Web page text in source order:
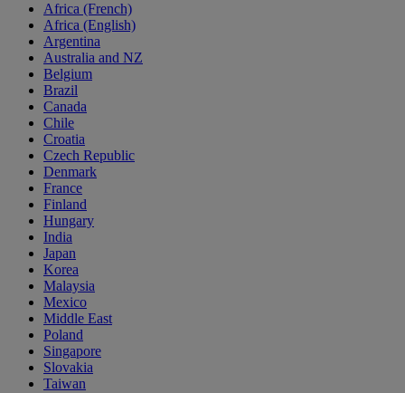
Africa (French)
Africa (English)
Argentina
Australia and NZ
Belgium
Brazil
Canada
Chile
Croatia
Czech Republic
Denmark
France
Finland
Hungary
India
Japan
Korea
Malaysia
Mexico
Middle East
Poland
Singapore
Slovakia
Taiwan